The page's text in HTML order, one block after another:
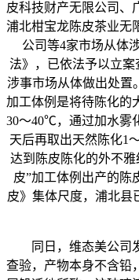
皮科技财产无限公司、
浦北柑宝龙陈皮茶业无
公司等4家市场从体
法》，已依法予以立
涉事市场从体做出处置
加工体例是将待陈化的
30～40℃，通过加水雾
天后再取出天然陈化1
达到陈皮陈化的外不
皮”加工体例出产的陈
皮》集体尺度，浦北县
同日，维态美公司发
查验，产物本身不含铅